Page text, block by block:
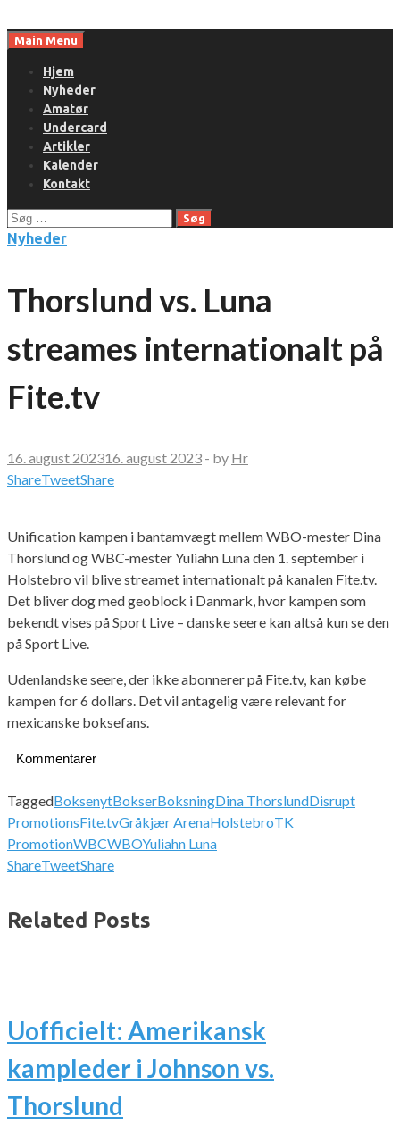
toMain Menu
Hjem
Nyheder
Amatør
Undercard
Artikler
Kalender
Kontakt
Søg
efter:
Nyheder
Thorslund vs. Luna
streames internationalt på
Fite.tv
16. august 202316. august 2023 - by Hr
ShareTweetShare
Unification kampen i bantamvægt mellem WBO-mester Dina
Thorslund og WBC-mester Yuliahn Luna den 1. september i
Holstebro vil blive streamet internationalt på kanalen Fite.tv.
Det bliver dog med geoblock i Danmark, hvor kampen som
bekendt vises på Sport Live – danske seere kan altså kun se den
på Sport Live.
Udenlandske seere, der ikke abonnerer på Fite.tv, kan købe
kampen for 6 dollars. Det vil antagelig være relevant for
mexicanske boksefans.
Kommentarer
TaggedBoksenytBokserBoksningDina ThorslundDisrupt
PromotionsFite.tvGråkjær ArenaHolstebroTK
PromotionWBCWBOYuliahn Luna
ShareTweetShare
Related Posts
Uofficielt: Amerikansk
kampleder i Johnson vs.
Thorslund